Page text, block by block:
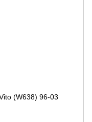
(W638) 96-03